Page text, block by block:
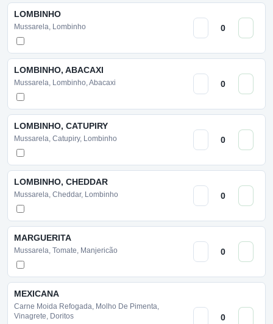
LOMBINHO
Mussarela, Lombinho
LOMBINHO, ABACAXI
Mussarela, Lombinho, Abacaxi
LOMBINHO, CATUPIRY
Mussarela, Catupiry, Lombinho
LOMBINHO, CHEDDAR
Mussarela, Cheddar, Lombinho
MARGUERITA
Mussarela, Tomate, Manjericão
MEXICANA
Carne Moida Refogada, Molho De Pimenta,
Vinagrete, Doritos